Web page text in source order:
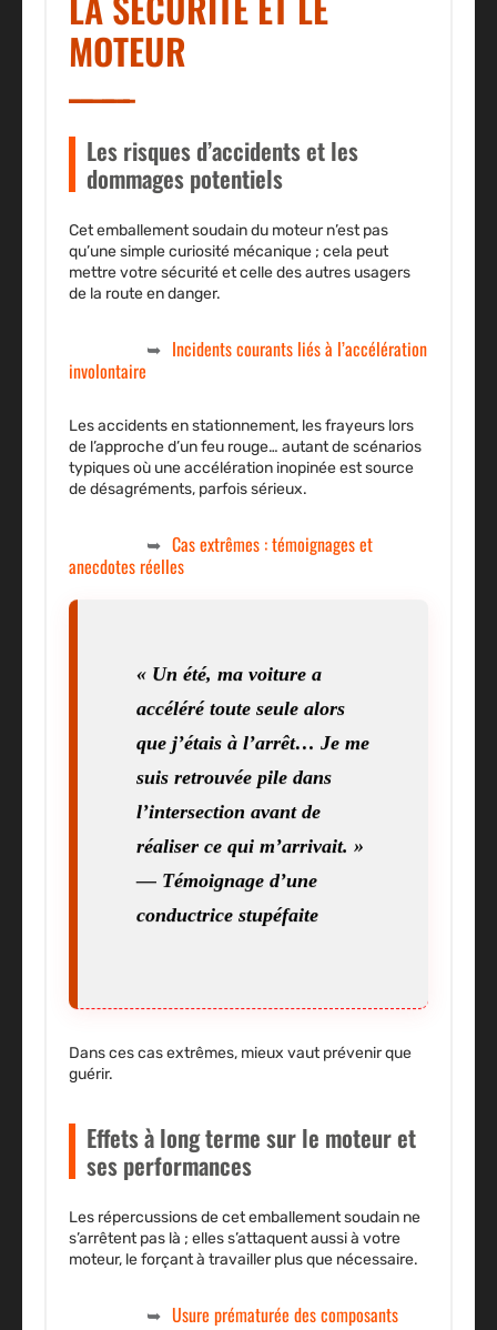
MOTEUR
Les risques d’accidents et les
dommages potentiels
Cet emballement soudain du moteur n’est pas
qu’une simple curiosité mécanique ; cela peut
mettre votre sécurité et celle des autres usagers
de la route en danger.
Incidents courants liés à l’accélération
involontaire
Les accidents en stationnement, les frayeurs lors
de l’approche d’un feu rouge… autant de scénarios
typiques où une accélération inopinée est source
de désagréments, parfois sérieux.
Cas extrêmes : témoignages et
anecdotes réelles
« Un été, ma voiture a
accéléré toute seule alors
que j’étais à l’arrêt… Je me
suis retrouvée pile dans
l’intersection avant de
réaliser ce qui m’arrivait. »
— Témoignage d’une
conductrice stupéfaite
Dans ces cas extrêmes, mieux vaut prévenir que
guérir.
Effets à long terme sur le moteur et
ses performances
Les répercussions de cet emballement soudain ne
s’arrêtent pas là ; elles s’attaquent aussi à votre
moteur, le forçant à travailler plus que nécessaire.
Usure prématurée des composants